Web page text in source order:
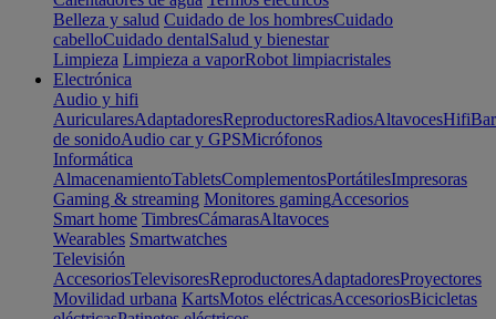
Belleza y salud Cuidado de los hombresCuidado
cabelloCuidado dentalSalud y bienestar
Limpieza Limpieza a vaporRobot limpiacristales
Electrónica
Audio y hifi
AuricularesAdaptadoresReproductoresRadiosAltavocesHifi
de sonidoAudio car y GPSMicrófonos
Informática
AlmacenamientoTabletsComplementosPortátilesImpresoras
Gaming & streaming Monitores gamingAccesorios
Smart home TimbresCámarasAltavoces
Wearables Smartwatches
Televisión
AccesoriosTelevisoresReproductoresAdaptadoresProyectores
Movilidad urbana KartsMotos eléctricasAccesoriosBicicletas